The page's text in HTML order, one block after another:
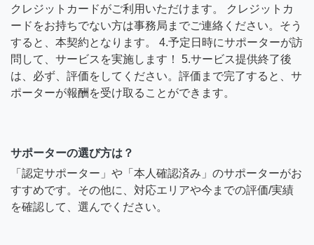
クレジットカードがご利用いただけます。 クレジットカ
ードをお持ちでない方は事務局までご連絡ください。そう
すると、本契約となります。 4.予定日時にサポーターが訪
問して、サービスを実施します！ 5.サービス提供終了後
は、必ず、評価をしてください。評価まで完了すると、サ
ポーターが報酬を受け取ることができます。
サポーターの選び方は？
「認定サポーター」や「本人確認済み」のサポーターがお
すすめです。その他に、対応エリアや今までの評価/実績
を確認して、選んでください。